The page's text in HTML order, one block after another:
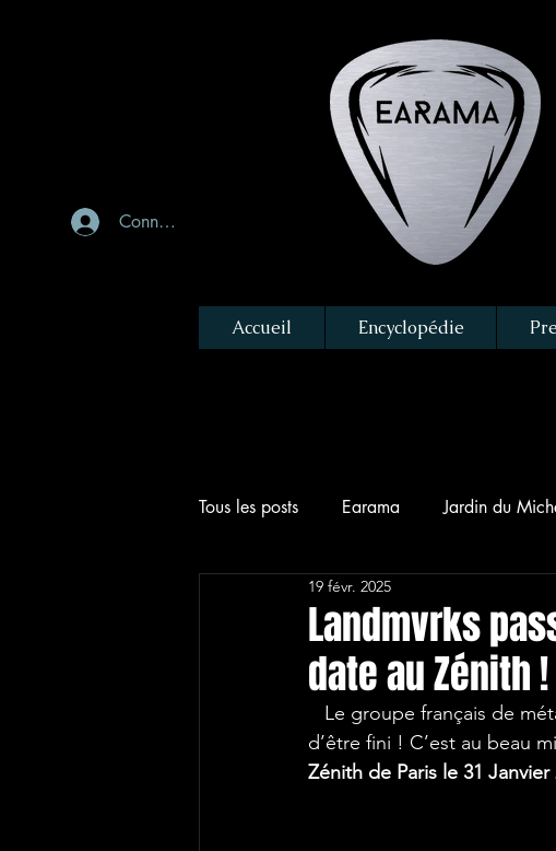
Connexion
Accueil Encyclopédie
Tous les posts Earama Jardin du
News
Hardcore Alt
Landmvrks
date au Zénith !
19 févr. 2025
Le groupe français de
d’être fini ! C’est au beau
Zénith de Paris le 31 Janvier